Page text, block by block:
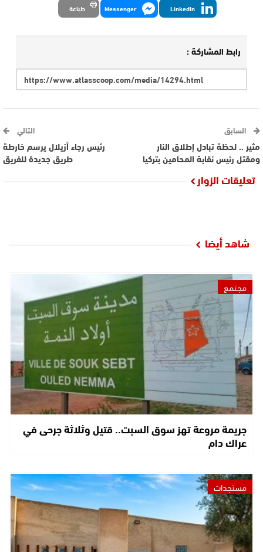
LinkedIn
Messenger طباعة
رابط المشاركة :
السابق
مثير .. لحظة تبادل إطلاق النار
ومقتل رئيس نقابة المحامين بتركيا
التالي
رئيس رجاء أزيلال يرسم خارطة
طريق جديدة للفريق
تعليقات الزوار
شاهد أيضا
مجتمع
جريمة مروعة تهز سوق السبت.. قتيل وثلاثة جرحى في
عراك دام
مستجدات